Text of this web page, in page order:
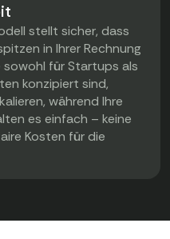
stellt sicher, dass
in Ihrer Rechnung
sowohl für Startups als
konzipiert sind,
während Ihre
es einfach – keine
Kosten für die